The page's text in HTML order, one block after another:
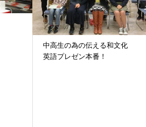
中高生の為の伝える和文化
英語プレゼン本番！